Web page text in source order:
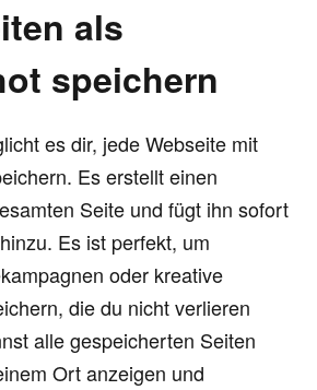
als
speichern
es dir, jede Webseite mit
Es erstellt einen
Seite und fügt ihn sofort
Es ist perfekt, um
oder kreative
die du nicht verlieren
alle gespeicherten Seiten
Ort anzeigen und